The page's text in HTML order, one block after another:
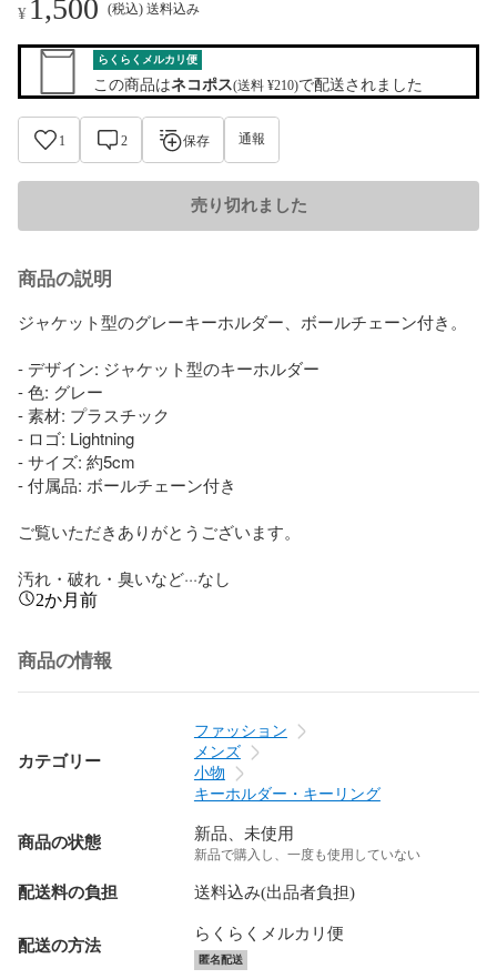
¥ 1,500 (税込) 送料込み
らくらくメルカリ便
この商品はネコポス(送料 ¥210)で配送されました
1 2 保存 通報
売り切れました
商品の説明
ジャケット型のグレーキーホルダー、ボールチェーン付き。
- デザイン: ジャケット型のキーホルダー
- 色: グレー
- 素材: プラスチック
- ロゴ: Lightning
- サイズ: 約5cm
- 付属品: ボールチェーン付き
ご覧いただきありがとうございます。
汚れ・破れ・臭いなど···なし
2か月前
商品の情報
カテゴリー
ファッション
メンズ
小物
キーホルダー・キーリング
商品の状態 新品、未使用
新品で購入し、一度も使用していない
配送料の負担 送料込み(出品者負担)
配送の方法
らくらくメルカリ便
匿名配送